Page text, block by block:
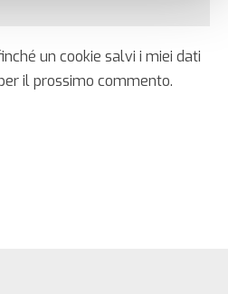
un cookie salvi i miei dati
il prossimo commento.